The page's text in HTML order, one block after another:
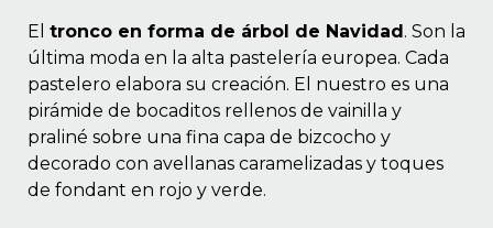
El tronco en forma de árbol de Navidad. Son la
última moda en la alta pastelería europea. Cada
pastelero elabora su creación. El nuestro es una
pirámide de bocaditos rellenos de vainilla y
praliné sobre una fina capa de bizcocho y
decorado con avellanas caramelizadas y toques
de fondant en rojo y verde.